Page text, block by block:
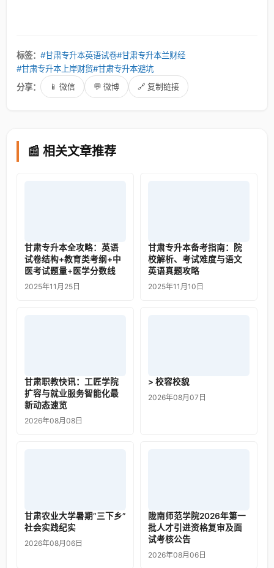
标签： #甘肃专升本英语试卷#甘肃专升本兰财经
#甘肃专升本上岸财贸#甘肃专升本避坑
分享：
📱 微信 💬 微博 🔗 复制链接
📰 相关文章推荐
甘肃专升本全攻略：英语
试卷结构+教育类考纲+中
医考试题量+医学分数线
2025年11月25日
甘肃专升本备考指南：院
校解析、考试难度与语文
英语真题攻略
2025年11月10日
甘肃职教快讯：工匠学院
扩容与就业服务智能化最
新动态速览
2026年08月08日
> 校容校貌
2026年08月07日
甘肃农业大学暑期“三下乡”
社会实践纪实
2026年08月06日
陇南师范学院2026年第一
批人才引进资格复审及面
试考核公告
2026年08月06日